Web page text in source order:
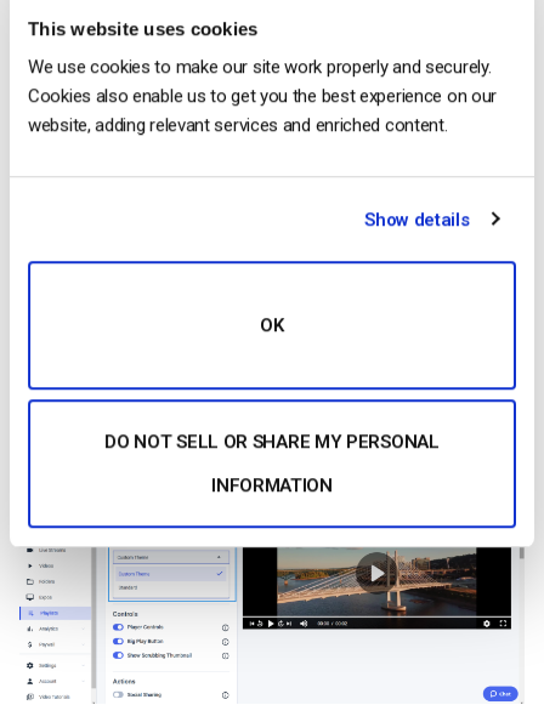
This website uses cookies
We use cookies to make our site work properly and securely.
Cookies also enable us to get you the best experience on our
website, adding relevant services and enriched content.
Show details
OK
DO NOT SELL OR SHARE MY PERSONAL
INFORMATION
basicamente como todos os referenciadores:
5. Tema:Pode escolher as opções do tema predefinido ou